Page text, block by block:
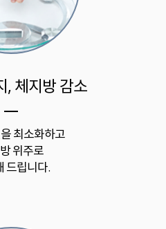
, 체지방 감소
최소화하고
위주로
드립니다.